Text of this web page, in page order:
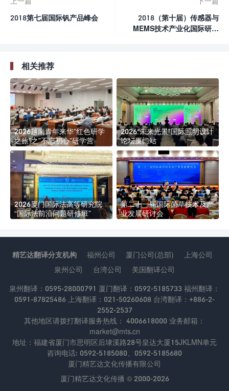
2018第七届国际钒产品峰会
2018（第十届）传感器与
MEMS技术产业化国际研讨
相关推荐
2026越南青年来华”红色研学
之旅”之”不忘初心”研学营
2026“未来光景”国际照明设计
论坛厦门站
2026厦门国际法高等研究院
“国际法前沿问题研修班”
第二十一届国际菌草技术及产
业发展研讨会
精艺达翻译分支机构 福州公司 厦门公司(总部)
上海公司
泉州公司
台湾公司 美国翻译公司
泉州翻译：0595-28000791 厦门翻译：0592-5185733 福州翻译：
0591-87825486 上海翻译：021-50260608 台湾翻译：+886-2-
2552-2537
其他地区请拨打翻译服务热线： 4006618000 业务邮箱：
market@mts.cn
地址：福建省厦门市思明区后埭溪路28号皇达大厦15JKLMN单元
咨询电话: 0592-5185080、0592-5185680
厦门精艺达文化传播有限公司
厦门精艺达文化传播 © 2000-2026